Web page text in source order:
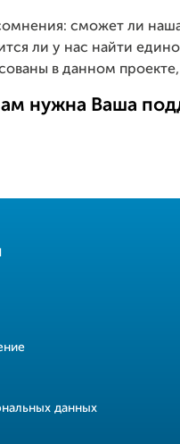
сможет ли
ли у нас найти
в данном
нужна Ваша
данных